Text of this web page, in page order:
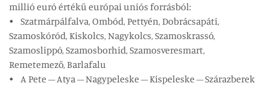
millió euró értékű európai uniós forrásból:
• Szatmárpálfalva, Ombód, Pettyén, Dobrácsapáti,
Szamoskóród, Kiskolcs, Nagykolcs, Szamoskrassó,
Szamoslippó, Szamosborhid, Szamosveresmart,
Remetemező, Barlafalu
• A Pete – Atya – Nagypeleske – Kispeleske – Szárazberek